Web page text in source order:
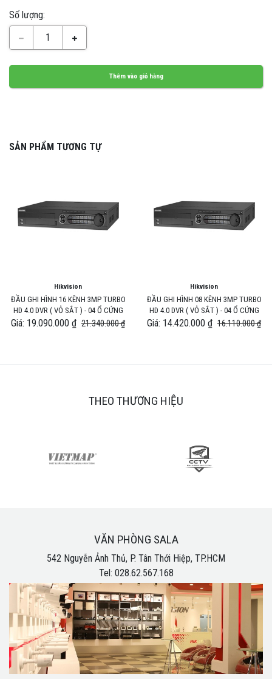
Số lượng:
1
Thêm vào giỏ hàng
SẢN PHẨM TƯƠNG TỰ
Hikvision
ĐẦU GHI HÌNH 16 KÊNH 3MP TURBO
HD 4.0 DVR ( VỎ SẮT ) - 04 Ổ CỨNG
Giá: 19.090.000 ₫ 21.340.000 ₫
Hikvision
ĐẦU GHI HÌNH 08 KÊNH 3MP TURBO
HD 4.0 DVR ( VỎ SẮT ) - 04 Ổ CỨNG
Giá: 14.420.000 ₫ 16.110.000 ₫
THEO THƯƠNG HIỆU
VĂN PHÒNG SALA
542 Nguyễn Ảnh Thủ, P. Tân Thới Hiệp, TP.HCM
Tel: 028.62.567.168